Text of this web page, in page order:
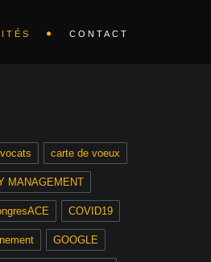
CONTACT
carte de voeux
MANAGEMENT
COVID19
GOOGLE